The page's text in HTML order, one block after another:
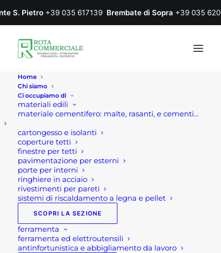
S. Pietro +39 035 617139 Brembate di Sopra +39 035
Home
Chi siamo
Ci occupiamo di
materiali edili
materiale cementifero: malte, rasanti, e cementi…
cartongesso e isolanti
coperture tetti
finestre per tetti
pavimentazione per esterni
porte per interni
ringhiere in acciaio
rivestimenti per pareti
sistemi di riscaldamento a legna e pellet
SCOPRI LA SEZIONE
ferramenta
ferramenta ed elettroutensili
antinfortunistica e abbigliamento da lavoro